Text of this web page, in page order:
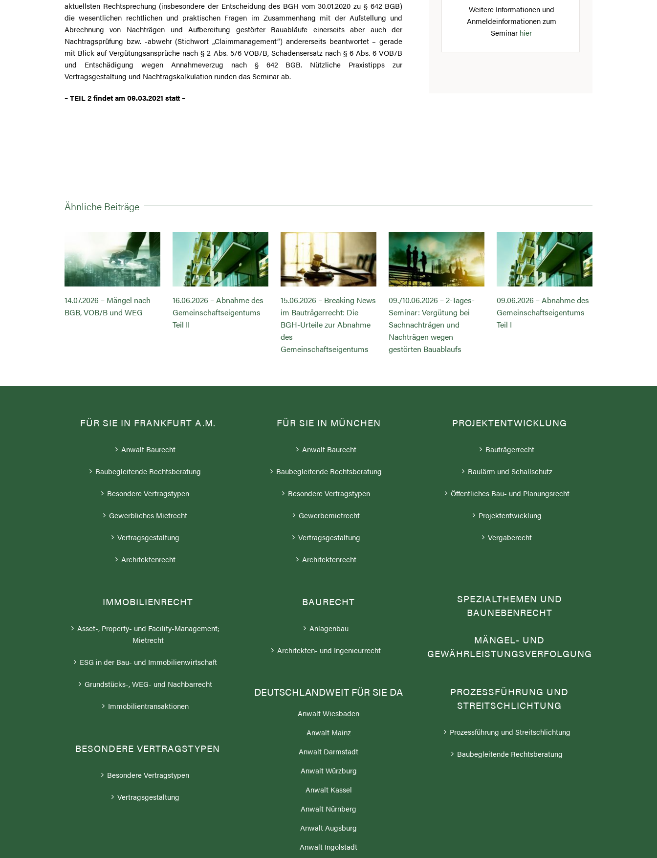
aktuellsten Rechtsprechung (insbesondere der Entscheidung des BGH vom 30.01.2020 zu § 642 BGB)
die wesentlichen rechtlichen und praktischen Fragen im Zusammenhang mit der Aufstellung und
Abrechnung von Nachträgen und Aufbereitung gestörter Bauabläufe einerseits aber auch der
Nachtragsprüfung bzw. -abwehr (Stichwort „Claimmanagement“) andererseits beantwortet – gerade
mit Blick auf Vergütungsansprüche nach § 2 Abs. 5/6 VOB/B, Schadensersatz nach § 6 Abs. 6 VOB/B
und Entschädigung wegen Annahmeverzug nach § 642 BGB. Nützliche Praxistipps zur
Vertragsgestaltung und Nachtragskalkulation runden das Seminar ab.
– TEIL 2 findet am 09.03.2021 statt –
Weitere Informationen und
Anmeldeinformationen zum
Seminar hier
Ähnliche Beiträge
14.07.2026 – Mängel nach
BGB, VOB/B und WEG
16.06.2026 – Abnahme des
Gemeinschaftseigentums
Teil II
15.06.2026 – Breaking News
im Bauträgerrecht: Die
BGH-Urteile zur Abnahme
des
Gemeinschaftseigentums
09./10.06.2026 – 2-Tages-
Seminar: Vergütung bei
Sachnachträgen und
Nachträgen wegen
gestörten Bauablaufs
09.06.2026 – Abnahme des
Gemeinschaftseigentums
Teil I
FÜR SIE IN FRANKFURT A.M.
Anwalt Baurecht
Baubegleitende Rechtsberatung
Besondere Vertragstypen
Gewerbliches Mietrecht
Vertragsgestaltung
Architektenrecht
IMMOBILIENRECHT
Asset-, Property- und Facility-Management;
Mietrecht
ESG in der Bau- und Immobilienwirtschaft
Grundstücks-, WEG- und Nachbarrecht
Immobilientransaktionen
BESONDERE VERTRAGSTYPEN
Besondere Vertragstypen
Vertragsgestaltung
FÜR SIE IN MÜNCHEN
Anwalt Baurecht
Baubegleitende Rechtsberatung
Besondere Vertragstypen
Gewerbemietrecht
Vertragsgestaltung
Architektenrecht
BAURECHT
Anlagenbau
Architekten- und Ingenieurrecht
DEUTSCHLANDWEIT FÜR SIE DA
Anwalt Wiesbaden
Anwalt Mainz
Anwalt Darmstadt
Anwalt Würzburg
Anwalt Kassel
Anwalt Nürnberg
Anwalt Augsburg
Anwalt Ingolstadt
PROJEKTENTWICKLUNG
Bauträgerrecht
Baulärm und Schallschutz
Öffentliches Bau- und Planungsrecht
Projektentwicklung
Vergaberecht
SPEZIALTHEMEN UND
BAUNEBENRECHT
MÄNGEL- UND
GEWÄHRLEISTUNGSVERFOLGUNG
PROZESSFÜHRUNG UND
STREITSCHLICHTUNG
Prozessführung und Streitschlichtung
Baubegleitende Rechtsberatung